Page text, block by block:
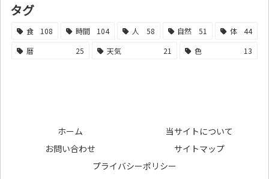
タグ
食 108 時間 104 人 58 自然 51 体
44
暦
25 天気 21 色 13
ホーム
当サイトについて
お問い合わせ
サイトマップ
プライバシーポリシー